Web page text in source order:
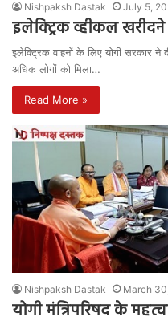
Nishpaksh Dastak July 5,
इलेक्ट्रिक व्हीकल
इलेक्ट्रिक वाहनों के लिए योगी सरकार
अधिक लोगों को मिला…
Read More »
Nishpaksh Dastak March
योगी मंत्रिपरिषद के